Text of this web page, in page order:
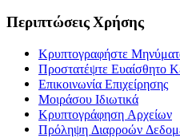
Περιπτώσεις Χρήσης
Κρυπτογραφήστε
Προστατέψτε Ευαίσθητο
Επικοινωνία Επιχείρησης
Μοιράσου Ιδιωτικά
Κρυπτογράφηση Αρχείων
Πρόληψη Διαρροών